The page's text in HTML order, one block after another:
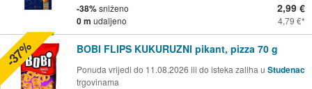
-38%sniženo
0 m udaljeno
2,99 €
4,79 €
BOBI FLIPS KUKURUZNI pikant, pizza 70 g
Ponuda vrijedi do 11.08.2026 ili do isteka zaliha u Studenac
trgovinama
-37%